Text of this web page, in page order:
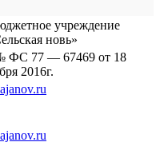
учреждение
новь»
ФС 77 — 67469 от 18
2016г.